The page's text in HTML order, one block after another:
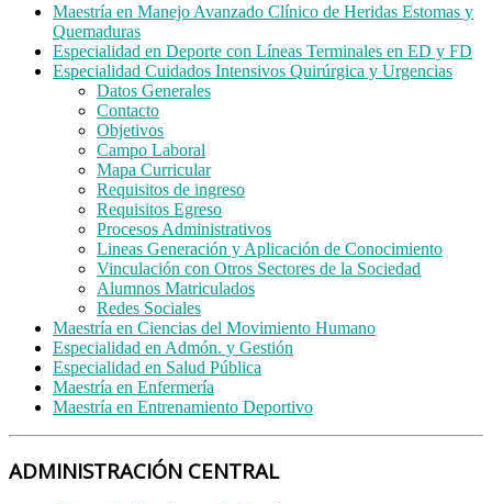
Maestría en Manejo Avanzado Clínico de Heridas Estomas y
Quemaduras
Especialidad en Deporte con Líneas Terminales en ED y FD
Especialidad Cuidados Intensivos Quirúrgica y Urgencias
Datos Generales
Contacto
Objetivos
Campo Laboral
Mapa Curricular
Requisitos de ingreso
Requisitos Egreso
Procesos Administrativos
Lineas Generación y Aplicación de Conocimiento
Vinculación con Otros Sectores de la Sociedad
Alumnos Matriculados
Redes Sociales
Maestría en Ciencias del Movimiento Humano
Especialidad en Admón. y Gestión
Especialidad en Salud Pública
Maestría en Enfermería
Maestría en Entrenamiento Deportivo
ADMINISTRACIÓN CENTRAL